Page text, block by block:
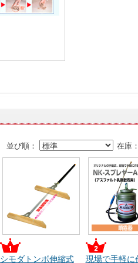
在庫：
並び順：
シモダトンボ伸縮式 現場で手軽に